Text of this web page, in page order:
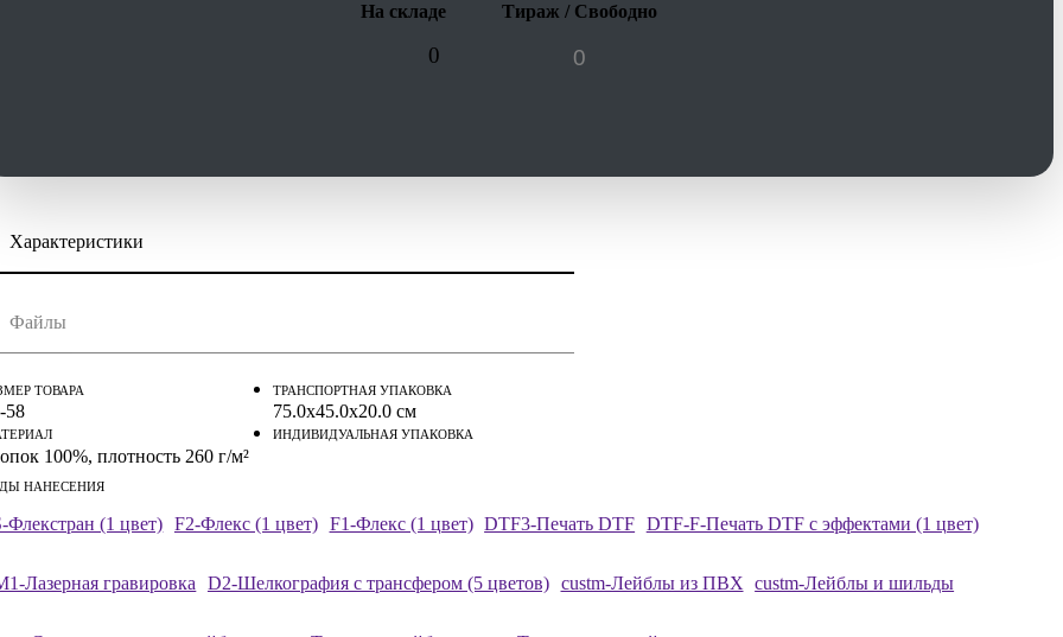
На складе Тираж / Свободно
0
Характеристики
ТОВАРА
58
100%, плотность 260 г/м²
ТРАНСПОРТНАЯ УПАКОВКА
75.0x45.0x20.0 см
ИНДИВИДУАЛЬНАЯ УПАКОВКА
НАНЕСЕНИЯ
Флекстран (1 цвет) F2-Флекс (1 цвет) F1-Флекс (1 цвет) DTF3-Печать DTF DTF-F-Печать DTF с эффектами (1 цвет)
Лазерная гравировка D2-Шелкография с трансфером (5 цветов) custm-Лейблы из ПВХ custm-Лейблы и шильды
Файлы
по сохранению pdf из Corel Draw
по сохранению pdf из Adobe Illustrator